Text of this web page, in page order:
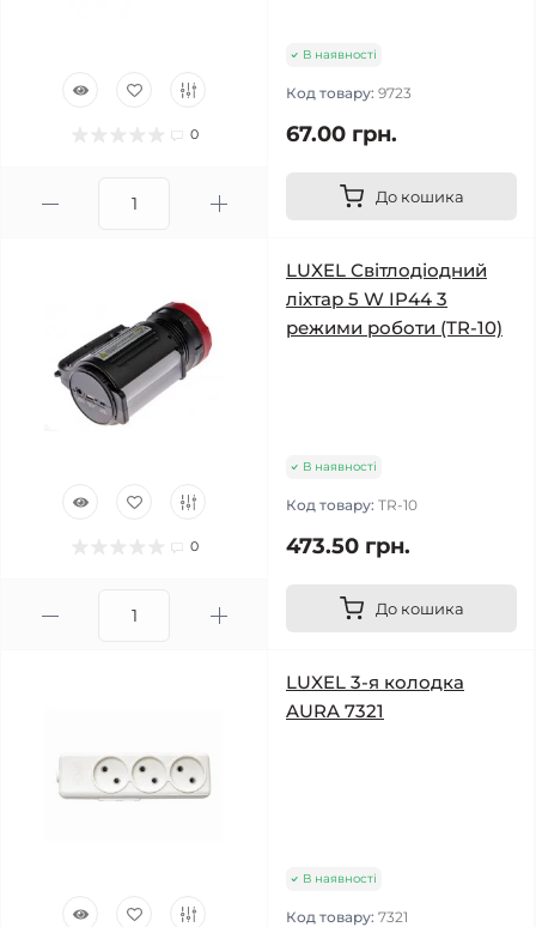
0
В наявності
Код товару: 9723
67.00 грн.
До кошика
0
LUXEL Світлодіодний
ліхтар 5 W IP44 3
режими роботи (TR-10)
В наявності
Код товару: TR-10
473.50 грн.
До кошика
LUXEL 3-я колодка
AURA 7321
В наявності
Код товару: 7321